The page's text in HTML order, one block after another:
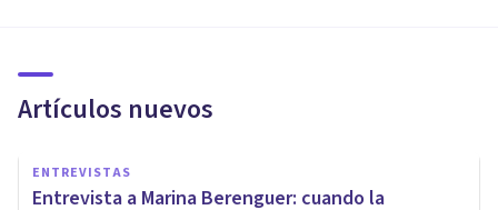
Artículos nuevos
ENTREVISTAS
Entrevista a Marina Berenguer: cuando la